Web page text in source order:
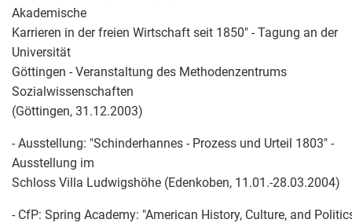
Akademische
Karrieren in der freien Wirtschaft seit 1850" - Tagung an der
Universität
Göttingen - Veranstaltung des Methodenzentrums
Sozialwissenschaften
(Göttingen, 31.12.2003)
- Ausstellung: "Schinderhannes - Prozess und Urteil 1803" -
Ausstellung im
Schloss Villa Ludwigshöhe (Edenkoben, 11.01.-28.03.2004)
- CfP: Spring Academy: "American History, Culture, and